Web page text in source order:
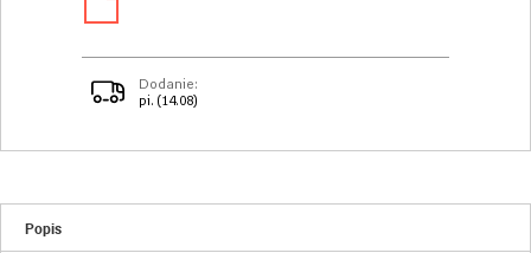
Dodanie:
pi. (14.08)
Popis